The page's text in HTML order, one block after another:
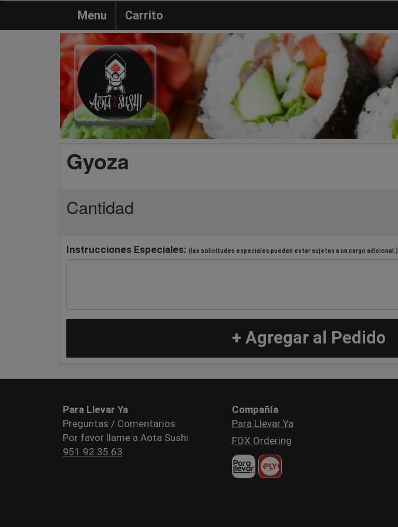
Menu Carrito
Gyoza
Cantidad
Instrucciones Especiales: (las solicitudes especiales pueden estar sujetas a un cargo adicional.)
+ Agregar al Pedido
Para Llevar Ya
Preguntas / Comentarios
Por favor llame a Aota Sushi
951 92 35 63
Compañía
Para Llevar Ya
FOX Ordering